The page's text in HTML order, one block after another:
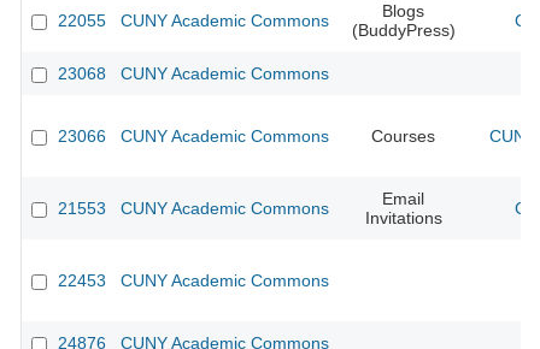
22055 CUNY Academic Commons
Blogs
(BuddyPress)
23068 CUNY Academic Commons
23066 CUNY Academic Commons Courses
21553 CUNY Academic Commons
Email
Invitations
22453 CUNY Academic Commons
24876 CUNY Academic Commons